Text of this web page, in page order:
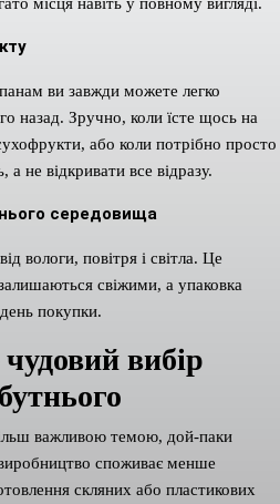
місця навіть у повному вигляді.
ви завжди можете легко
назад. Зручно, коли їсте щось на
або коли потрібно просто
не відкривати все відразу.
середовища
вологи, повітря і світла. Це
свіжими, а упаковка
покупки.
вибір
важливою темою, дой-паки
споживає менше
скляних або пластикових